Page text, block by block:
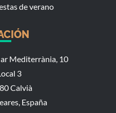
de verano
Mediterrània, 10
3
Calvià
España